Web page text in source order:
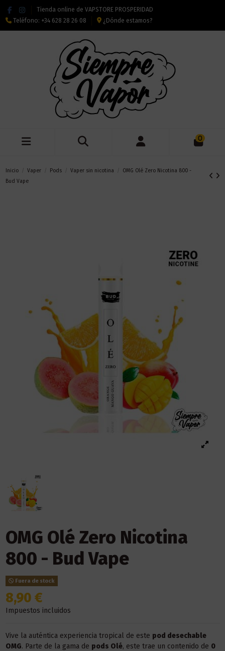
Tienda online de VAPSTORE PROSPERIDAD
Teléfono: +34 628 28 26 08 ¿Dónde estamos?
0
Inicio Vaper Pods Vaper sin nicotina
OMG Olé Zero Nicotina 800 -
Bud Vape
OMG Olé Zero Nicotina
800 - Bud Vape
Fuera de stock
8,90 €
Impuestos incluidos
Vive la auténtica experiencia tropical de este pod desechable
OMG. Parte de la gama de pods Olé, este trae un contenido de 0